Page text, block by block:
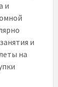
и
и
на